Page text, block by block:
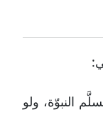
النبوّة، ولو